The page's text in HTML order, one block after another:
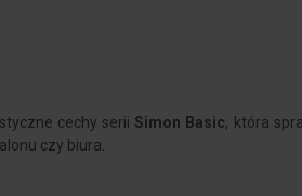
cechy serii Simon Basic, która
czy biura.